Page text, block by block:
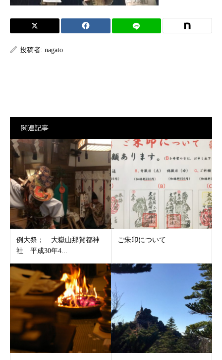
投稿者: nagato
関連記事
例大祭； 大嶽山那賀都神
社 平成30年4...
ご朱印について